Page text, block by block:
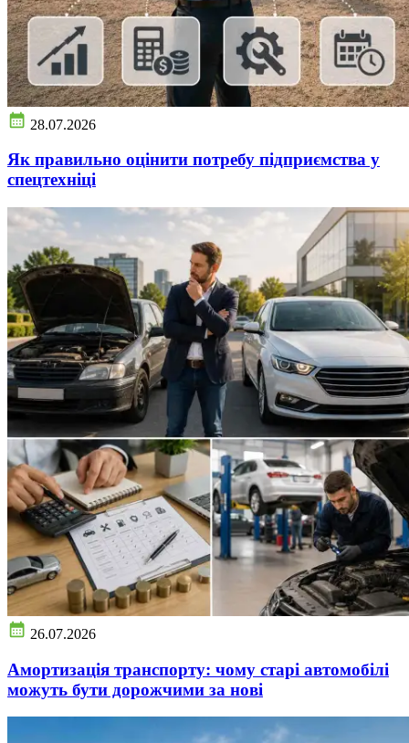
28.07.2026
Як правильно оцінити потребу підприємства у
спецтехніці
26.07.2026
Амортизація транспорту: чому старі автомобілі
можуть бути дорожчими за нові